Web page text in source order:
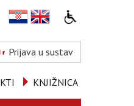
Prijava u sustav
KNJIŽNICA